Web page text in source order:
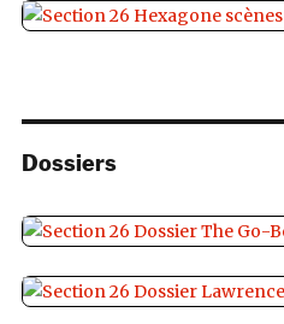
Dossiers